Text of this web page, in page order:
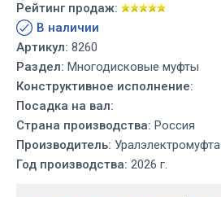
Рейтинг продаж:
В наличии
Артикул: 8260
Раздел: Многодисковые муфты
Конструктивное исполнение:
Посадка на вал:
Страна производства: Россия
Производитель: Уралэлектромуфта
Год производства: 2026 г.